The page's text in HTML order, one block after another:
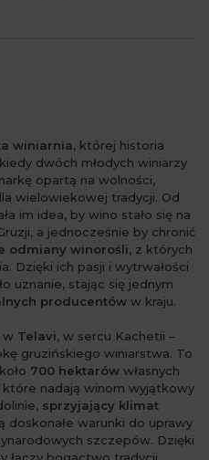
winiarnia, której historia
dwóch młodych winiarzy
opartą na wolności,
wielowiekowej tradycji. Od
im idea, by wino stało się na
a jednocześnie by chronić
odmiany winorośli, z których
Dzięki ich pasji i wytrwałości
uznanie, stając się jednym
producentów w kraju.
w Telavi, w sercu Kachetii –
gruzińskiego winiarstwa. To
700 hektarówwłasnych
nadają winom wyjątkowy
sprzyjający klimat
doskonałe warunki do uprawy
szczepów. Dzięki